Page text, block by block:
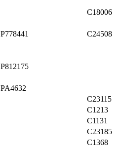
C18006
P778441
C24508
P812175
PA4632
C23115
C1213
C1131
C23185
C1368